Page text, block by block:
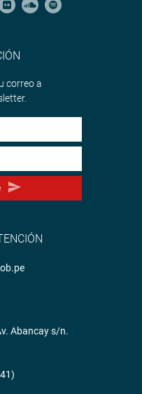
correo a
Abancay s/n.